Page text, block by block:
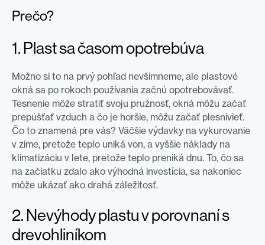
Prečo?
1. Plast sa časom opotrebúva
Možno si to na prvý pohľad nevšimneme, ale plastové
okná sa po rokoch používania začnú opotrebovávať.
Tesnenie môže stratiť svoju pružnosť, okná môžu začať
prepúšťať vzduch a čo je horšie, môžu začať plesnivieť.
Čo to znamená pre vás? Väčšie výdavky na vykurovanie
v zime, pretože teplo uniká von, a vyššie náklady na
klimatizáciu v lete, pretože teplo preniká dnu. To, čo sa
na začiatku zdalo ako výhodná investícia, sa nakoniec
môže ukázať ako drahá záležitosť.
2. Nevýhody plastu v porovnaní s
drevohliníkom